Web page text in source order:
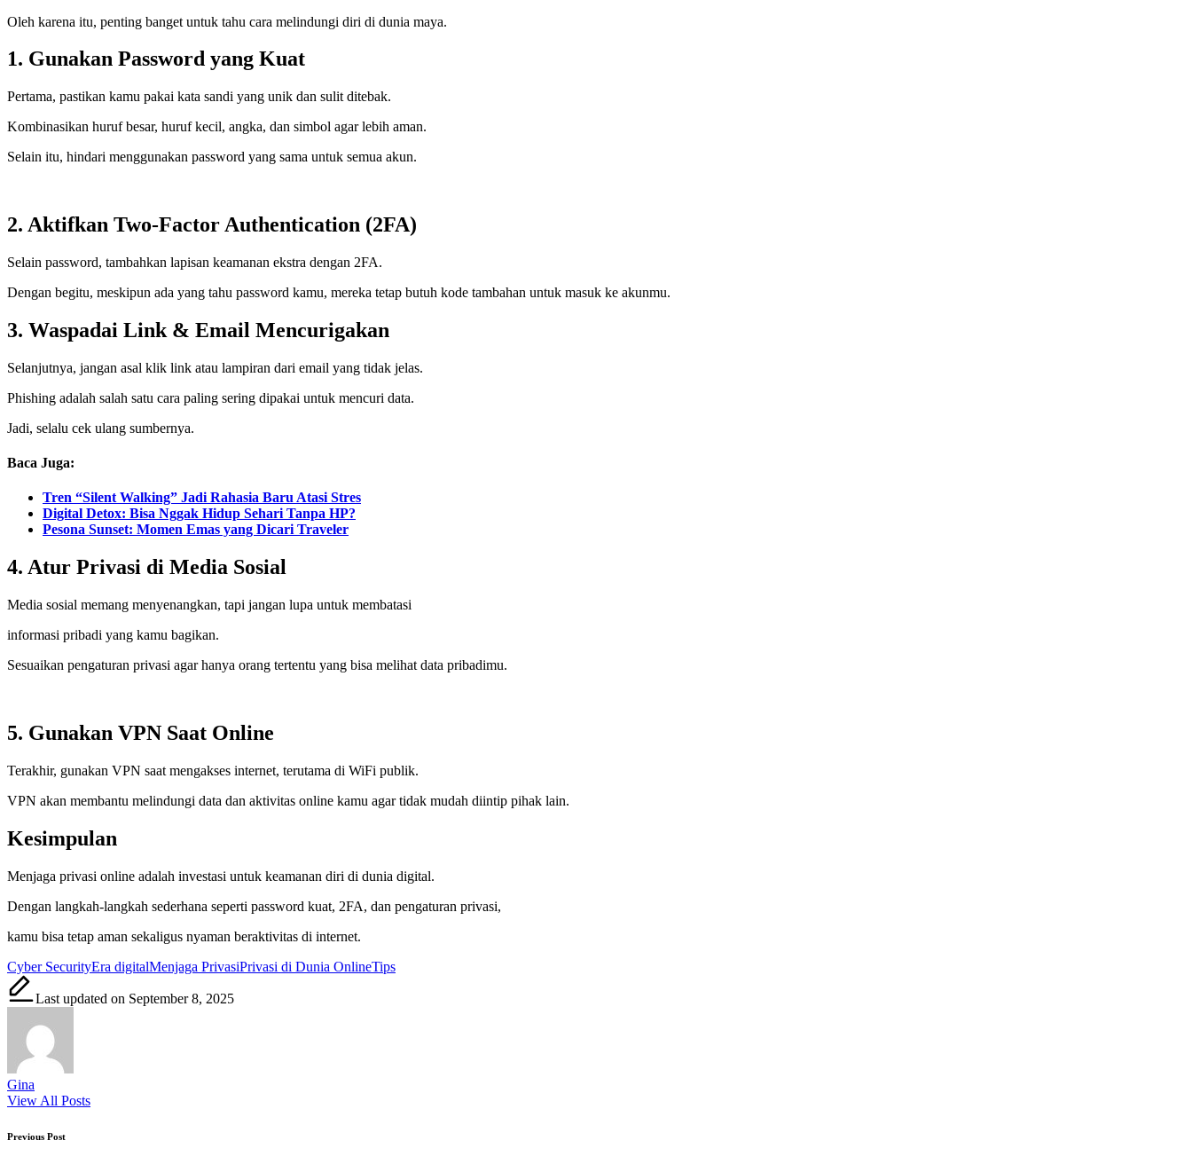
Oleh karena itu, penting banget untuk tahu cara melindungi diri di dunia maya.
1. Gunakan Password yang Kuat
Pertama, pastikan kamu pakai kata sandi yang unik dan sulit ditebak.
Kombinasikan huruf besar, huruf kecil, angka, dan simbol agar lebih aman.
Selain itu, hindari menggunakan password yang sama untuk semua akun.
2. Aktifkan Two-Factor Authentication (2FA)
Selain password, tambahkan lapisan keamanan ekstra dengan 2FA.
Dengan begitu, meskipun ada yang tahu password kamu, mereka tetap butuh kode tambahan untuk masuk ke akunmu.
3. Waspadai Link & Email Mencurigakan
Selanjutnya, jangan asal klik link atau lampiran dari email yang tidak jelas.
Phishing adalah salah satu cara paling sering dipakai untuk mencuri data.
Jadi, selalu cek ulang sumbernya.
Baca Juga:
Tren “Silent Walking” Jadi Rahasia Baru Atasi Stres
Digital Detox: Bisa Nggak Hidup Sehari Tanpa HP?
Pesona Sunset: Momen Emas yang Dicari Traveler
4. Atur Privasi di Media Sosial
Media sosial memang menyenangkan, tapi jangan lupa untuk membatasi
informasi pribadi yang kamu bagikan.
Sesuaikan pengaturan privasi agar hanya orang tertentu yang bisa melihat data pribadimu.
5. Gunakan VPN Saat Online
Terakhir, gunakan VPN saat mengakses internet, terutama di WiFi publik.
VPN akan membantu melindungi data dan aktivitas online kamu agar tidak mudah diintip pihak lain.
Kesimpulan
Menjaga privasi online adalah investasi untuk keamanan diri di dunia digital.
Dengan langkah-langkah sederhana seperti password kuat, 2FA, dan pengaturan privasi,
kamu bisa tetap aman sekaligus nyaman beraktivitas di internet.
Tags:
Cyber SecurityEra digitalMenjaga PrivasiPrivasi di Dunia OnlineTips
Last updated on September 8, 2025
Gina
View All Posts
Post
Previous Post